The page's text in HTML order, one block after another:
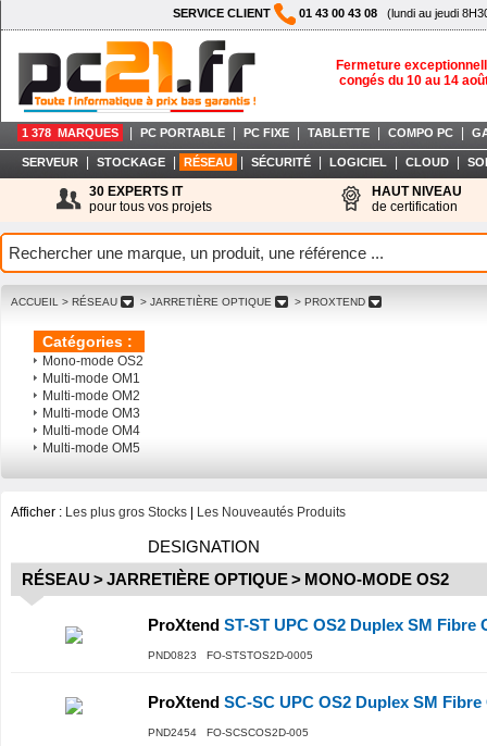
SERVICE CLIENT 01 43 00 43 08 (lundi au jeudi
Fermeture
congés du 10 au 14
1 378 MARQUES PC PORTABLE PC FIXE TABLETTE COMPO PC
SERVEUR STOCKAGE RÉSEAU SÉCURITÉ LOGICIEL CLOUD
30 EXPERTS IT
pour tous vos projets
HAUT NIVEAU
de certification
ACCUEIL > RÉSEAU > JARRETIÈRE OPTIQUE > PROXTEND
Catégories :
Mono-mode OS2
Multi-mode OM1
Multi-mode OM2
Multi-mode OM3
Multi-mode OM4
Multi-mode OM5
Afficher : Les plus gros Stocks Les Nouveautés Produits
DESIGNATION
RÉSEAU >JARRETIÈRE OPTIQUE> MONO-MODE OS2
ProXtend ST-ST UPC OS2 Duplex SM Fibre
PND0823 FO-STSTOS2D-0005
ProXtend SC-SC UPC OS2 Duplex SM Fibre
PND2454 FO-SCSCOS2D-005